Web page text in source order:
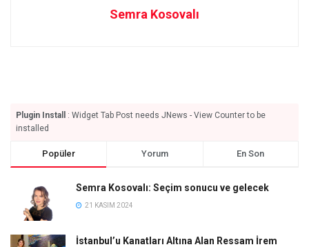
Semra Kosovalı
Plugin Install
: Widget Tab Post needs JNews - View Counter to be
installed
Popüler Yorum En Son
Semra Kosovalı: Seçim sonucu ve gelecek
21 KASIM 2024
İstanbul’u Kanatları Altına Alan Ressam İrem